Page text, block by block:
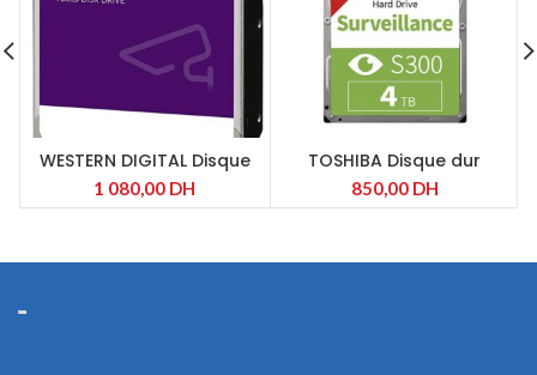
WESTERN DIGITAL Disque
dur interne 3.5” 4To, Purple
(surveillance)
1 080,00 DH
TOSHIBA Disque dur
interne S300 4 TO 3P5
SATA 5400RPM,
850,00 DH